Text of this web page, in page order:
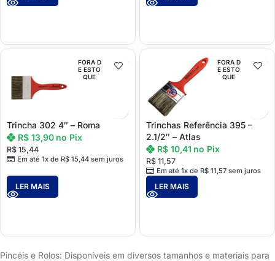
FORA D
E ESTO
QUE
Trincha 302 4″ – Roma
R$ 15,44
Em até 1x de R$15,44sem juros
R$13,90 no Pix
LER MAIS
FORA D
E ESTO
QUE
Trinchas Referência 395 –
2.1/2″ – Atlas
R$ 11,57
Em até 1x de R$11,57sem juros
R$10,41 no Pix
LER MAIS
Pincéis e Rolos: Disponíveis em diversos tamanhos e materiais para